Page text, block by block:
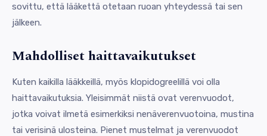
sovittu, että lääkettä otetaan ruoan yhteydessä tai sen
jälkeen.
Mahdolliset haittavaikutukset
Kuten kaikilla lääkkeillä, myös klopidogreelillä voi olla
haittavaikutuksia. Yleisimmät niistä ovat verenvuodot,
jotka voivat ilmetä esimerkiksi nenäverenvuotoina, mustina
tai verisinä ulosteina. Pienet mustelmat ja verenvuodot